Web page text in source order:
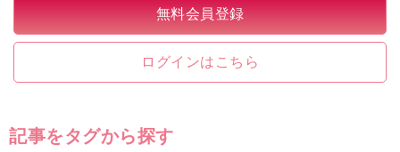
無料会員登録
ログインはこちら
記事をタグから探す